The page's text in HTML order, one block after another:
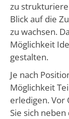
zu
Blick auf die
zu wachsen.
Möglichkeit
gestalten.
Je nach
Möglichkeit
erledigen. Vor
Sie sich